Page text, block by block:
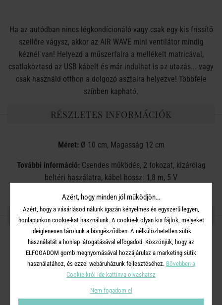
Ha az autódban nincs légkondícionáló vagy csak egy kis frissítő
szellőre vágysz, akkor az AIR WAVE mini ventilátor mindig
kéznél van! Helyezd a műszerfalra a mellékelt matricával,
csatlakoztasd az USB kábelt és már indulhat is az utazás... vagy
csak használd otthon a dolgozó asztalra helyezve! Többféle
színben kapható.
RÉSZLETES INFORMÁCIÓK
Méret: Ø 10 cm, Magasság 12 cm
További információ: Csendes működés, 2 fokozat, kizárólag
beltéri haszálatra, kábel hossz: 1,8 m, 5 V
OSZD MEG MÁSOKKAL!
A TERMÉKCSALÁD TOVÁBBI
TERMÉKEI
Azért, hogy minden jól működjön…
Azért, hogy a vásárlásod nálunk igazán kényelmes és egyszerű legyen,
honlapunkon cookie-kat használunk. A cookie-k olyan kis fájlok, melyeket
ideiglenesen tárolunk a böngésződben. A nélkülözhetetlen sütik
használatát a honlap látogatásával elfogadod. Köszönjük, hogy az
ELFOGADOM gomb megnyomásával hozzájárulsz a marketing sütik
használatához, és ezzel webáruházunk fejlesztéséhez. Bővebben a
Cookie-król ide kattinva olvashatsz
Nem fogadom el